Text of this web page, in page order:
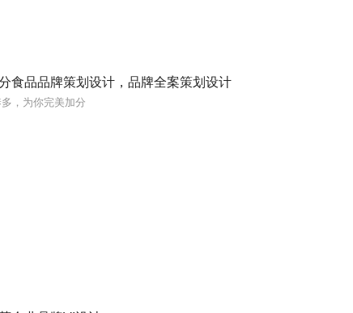
食品品牌策划设计，品牌全案策划设计
，为你完美加分